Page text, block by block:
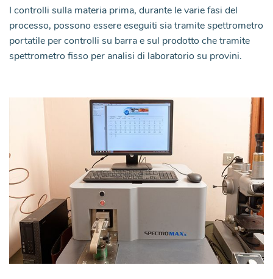
I controlli sulla materia prima, durante le varie fasi del
processo, possono essere eseguiti sia tramite spettrometro
portatile per controlli su barra e sul prodotto che tramite
spettrometro fisso per analisi di laboratorio su provini.